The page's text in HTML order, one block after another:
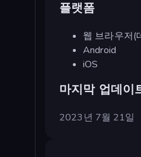
플랫폼
웹 브라우저(
Android
iOS
마지막 업데이
2023년 7월 21일